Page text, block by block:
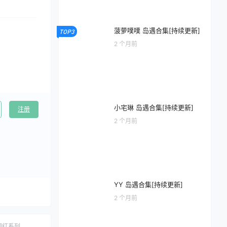
注册
TOP3 菠萝噗噗 岛遇合集[持续更新]
2 个月前
小宅琳 岛遇合集[持续更新]
2 个月前
YY 岛遇合集[持续更新]
2 个月前